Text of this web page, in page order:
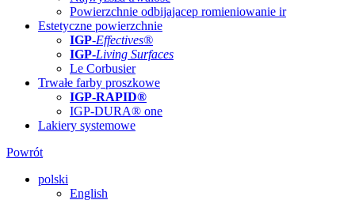
Powierzchnie odbijajacep romieniowanie ir
Estetyczne powierzchnie
IGP-Effectives®
IGP-Living Surfaces
Le Corbusier
Trwałe farby proszkowe
IGP-RAPID®
IGP-DURA® one
Lakiery systemowe
Powrót
polski
English